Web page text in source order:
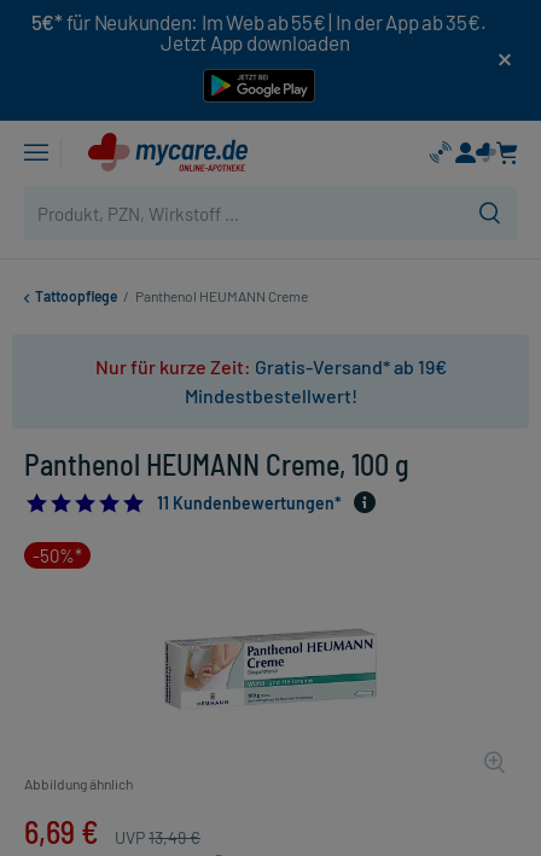
5€* für Neukunden: Im Web ab 55€ | In der App ab 35€.
Jetzt App downloaden
Tattoopflege / Panthenol HEUMANN Creme
Nur für kurze Zeit: Gratis-Versand* ab 19€
Mindestbestellwert!
Panthenol HEUMANN Creme, 100 g
5.0
11 Kundenbewertungen*
-50%*
Abbildung ähnlich
6,69 € UVP13,49 €